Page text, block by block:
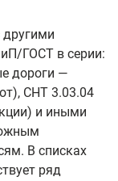
другими
ГОСТ в серии:
дороги —
СНТ 3.03.04
и иными
В списках
ряд